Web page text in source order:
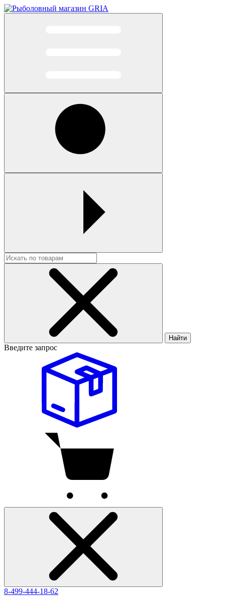
Найти
Введите запрос
8-499-444-18-62